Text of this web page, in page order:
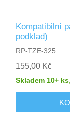
Kompatibilní
podklad)
RP-TZE-325
155,00 Kč
Skladem 10+ ks